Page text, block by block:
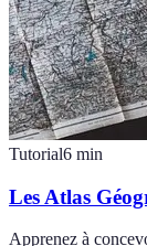
Tutorial6 min
Les Atlas
Apprenez à